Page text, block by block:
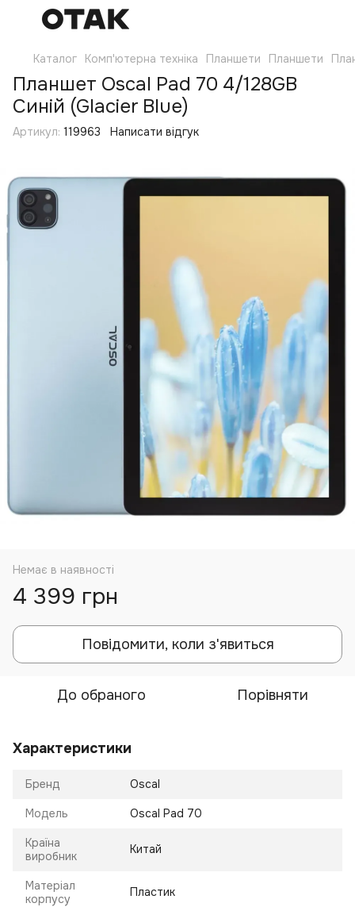
Каталог Комп'ютерна техніка Планшети Планшети
Планшет Oscal Pad 70 4/128GB
Синій (Glacier Blue)
Артикул: 119963 Написати відгук
Немає в наявності
4 399 грн
Повідомити, коли з'явиться
До обраного Порівняти
Характеристики
Бренд Oscal
Модель Oscal Pad 70
Країна
виробник
Китай
Матеріал
корпусу
Пластик